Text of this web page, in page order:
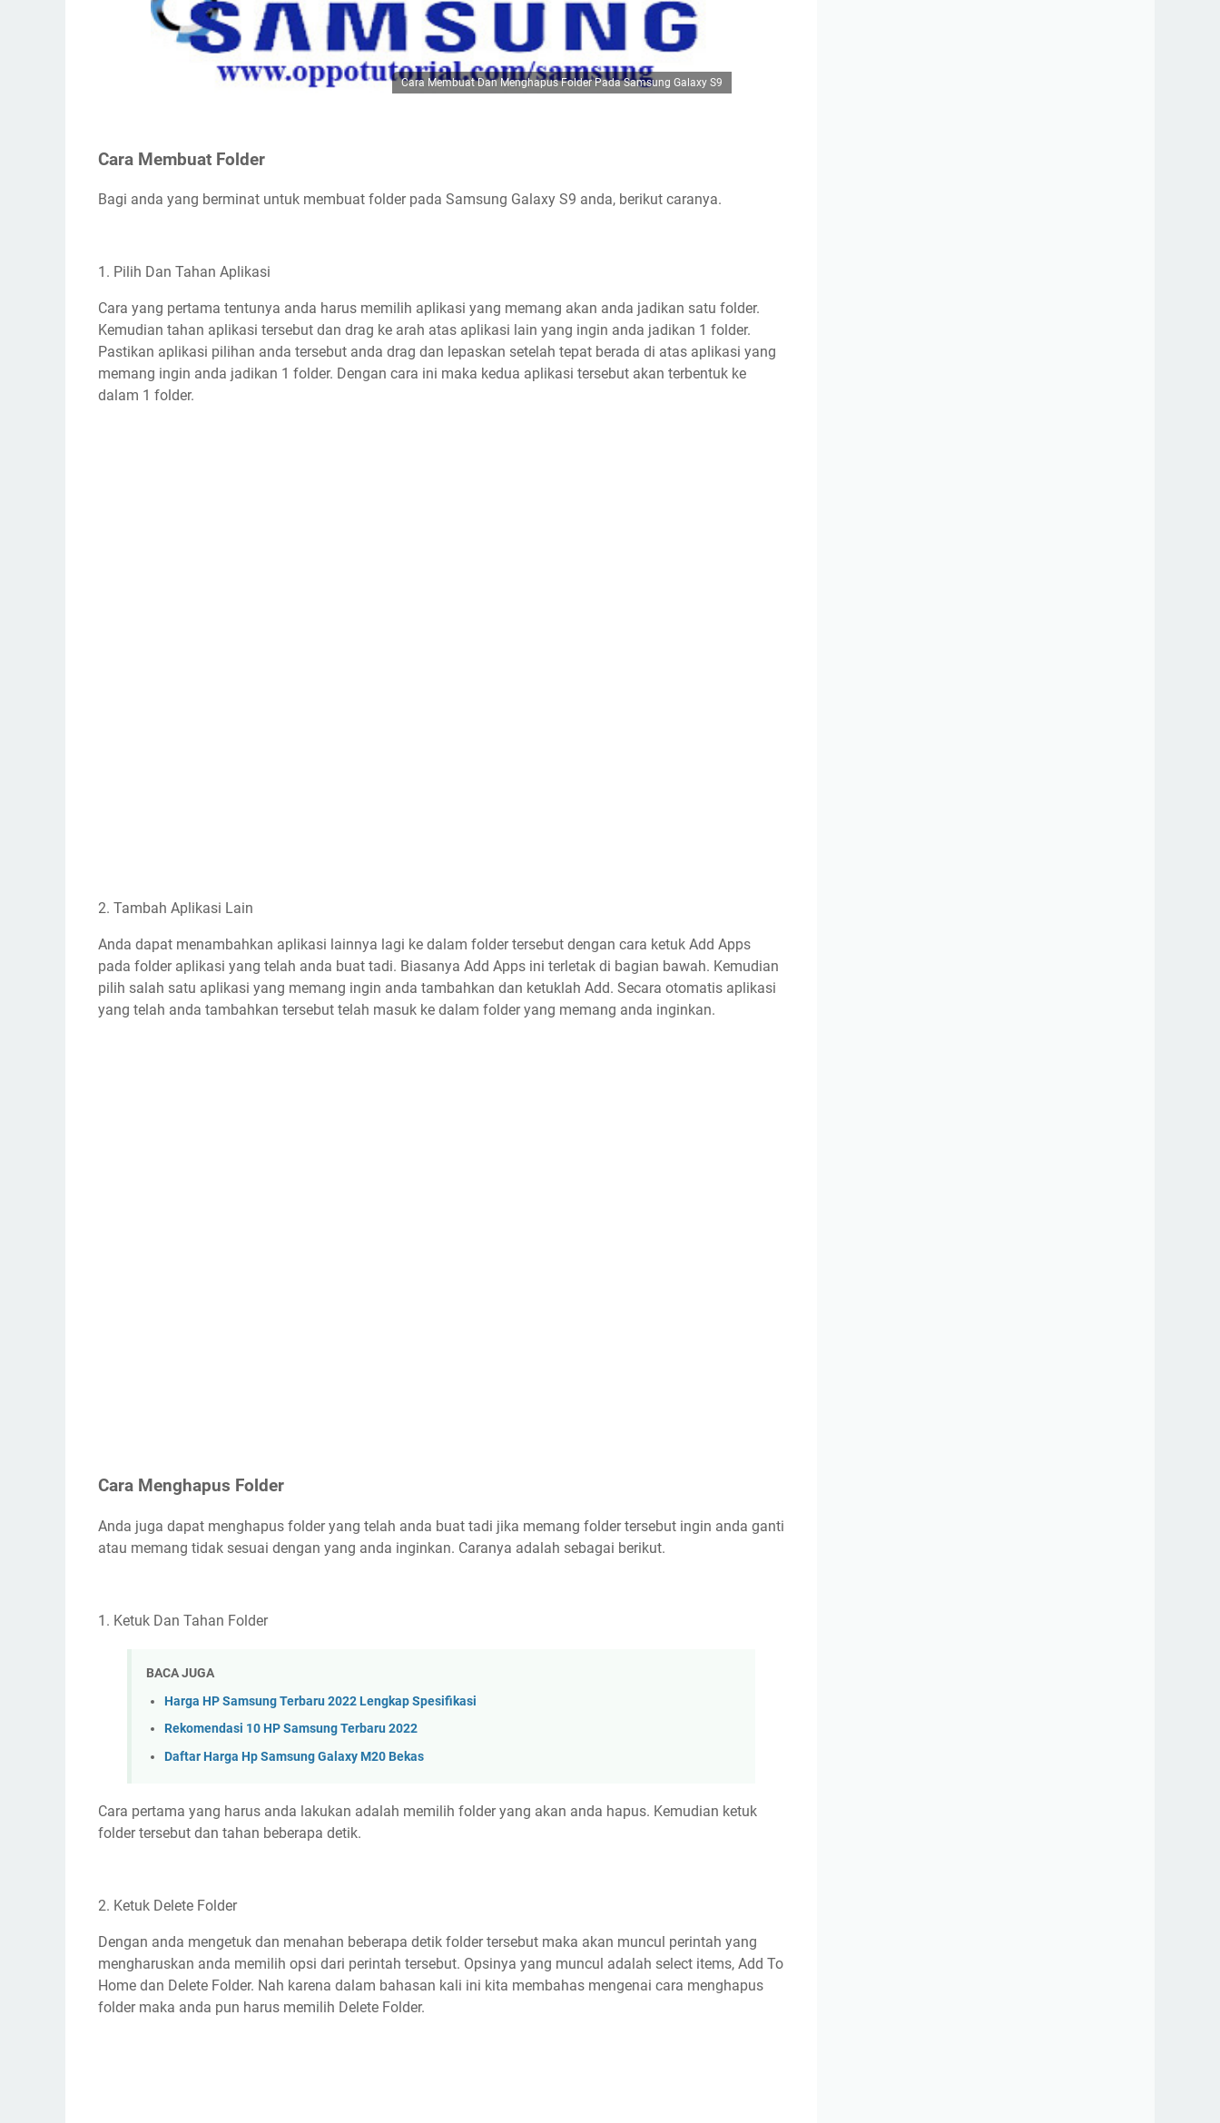
Cara Membuat Dan Menghapus Folder Pada Samsung Galaxy S9
Cara Membuat Folder
Bagi anda yang berminat untuk membuat folder pada Samsung Galaxy S9 anda, berikut caranya.
1. Pilih Dan Tahan Aplikasi
Cara yang pertama tentunya anda harus memilih aplikasi yang memang akan anda jadikan satu folder.
Kemudian tahan aplikasi tersebut dan drag ke arah atas aplikasi lain yang ingin anda jadikan 1 folder.
Pastikan aplikasi pilihan anda tersebut anda drag dan lepaskan setelah tepat berada di atas aplikasi yang
memang ingin anda jadikan 1 folder. Dengan cara ini maka kedua aplikasi tersebut akan terbentuk ke
dalam 1 folder.
2. Tambah Aplikasi Lain
Anda dapat menambahkan aplikasi lainnya lagi ke dalam folder tersebut dengan cara ketuk Add Apps
pada folder aplikasi yang telah anda buat tadi. Biasanya Add Apps ini terletak di bagian bawah. Kemudian
pilih salah satu aplikasi yang memang ingin anda tambahkan dan ketuklah Add. Secara otomatis aplikasi
yang telah anda tambahkan tersebut telah masuk ke dalam folder yang memang anda inginkan.
Cara Menghapus Folder
Anda juga dapat menghapus folder yang telah anda buat tadi jika memang folder tersebut ingin anda ganti
atau memang tidak sesuai dengan yang anda inginkan. Caranya adalah sebagai berikut.
1. Ketuk Dan Tahan Folder
BACA JUGA
Harga HP Samsung Terbaru 2022 Lengkap Spesifikasi
Rekomendasi 10 HP Samsung Terbaru 2022
Daftar Harga Hp Samsung Galaxy M20 Bekas
Cara pertama yang harus anda lakukan adalah memilih folder yang akan anda hapus. Kemudian ketuk
folder tersebut dan tahan beberapa detik.
2. Ketuk Delete Folder
Dengan anda mengetuk dan menahan beberapa detik folder tersebut maka akan muncul perintah yang
mengharuskan anda memilih opsi dari perintah tersebut. Opsinya yang muncul adalah select items, Add To
Home dan Delete Folder. Nah karena dalam bahasan kali ini kita membahas mengenai cara menghapus
folder maka anda pun harus memilih Delete Folder.